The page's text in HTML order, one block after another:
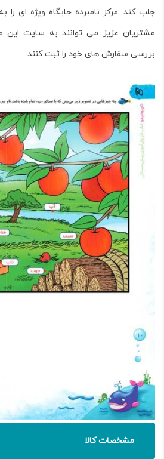
جلب کند. مرکز نامبرده جایگاه ویژه ای
مشتریان عزیز می توانند به سایت این
بررسی سفارش های خود را ثبت کنند.
مشخصات کالا